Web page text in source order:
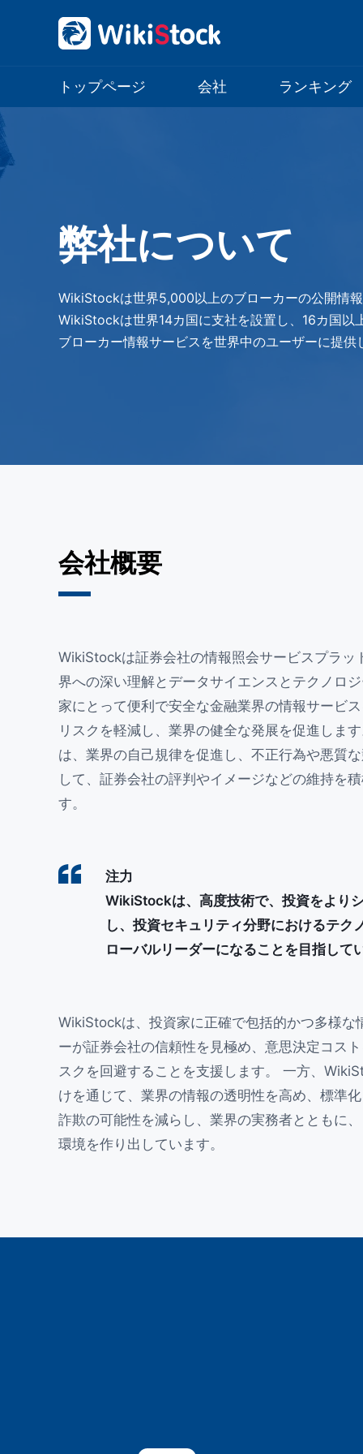
トップページ 会社 ランキング
弊社について
WikiStockは世界5,000以上のブローカーの公開情
WikiStockは世界14カ国に支社を設置し、16カ国以
ブローカー情報サービスを世界中のユーザーに提供
会社概要
WikiStockは証券会社の情報照会サービスプラッ
界への深い理解とデータサイエンスとテクノロ
家にとって便利で安全な金融業界の情報サービ
リスクを軽減し、業界の健全な発展を促進しま
は、業界の自己規律を促進し、不正行為や悪質
して、証券会社の評判やイメージなどの維持を
す。
注力
WikiStockは、高度技術で、投資をより
し、投資セキュリティ分野におけるテク
ローバルリーダーになることを目指して
WikiStockは、投資家に正確で包括的かつ多様な
ーが証券会社の信頼性を見極め、意思決定コス
スクを回避することを支援します。 一方、
けを通じて、業界の情報の透明性を高め、標準
詐欺の可能性を減らし、業界の実務者とともに
環境を作り出しています。